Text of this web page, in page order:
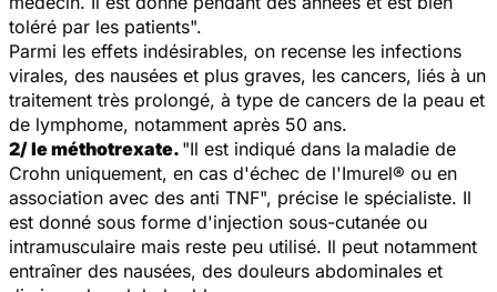
toléré par les patients".
Parmi les effets indésirables, on recense les infections
virales, des nausées et plus graves, les cancers, liés à un
traitement très prolongé, à type de cancers de la peau et
de lymphome, notamment après 50 ans.
2/ le méthotrexate. "Il est indiqué dans la maladie de
Crohn uniquement, en cas d'échec de l'Imurel® ou en
association avec des anti TNF", précise le spécialiste. Il
est donné sous forme d'injection sous-cutanée ou
intramusculaire mais reste peu utilisé. Il peut notamment
entraîner des nausées, des douleurs abdominales et